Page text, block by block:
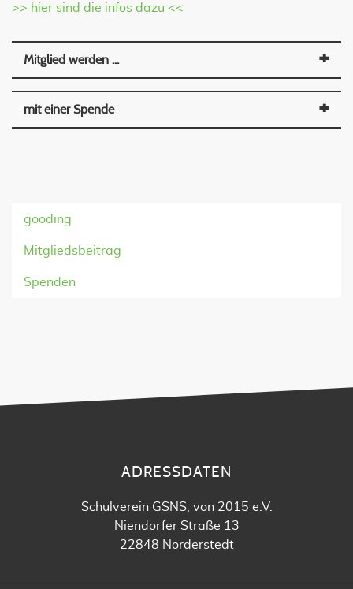
>> hier sind die infos dazu <<
Mitglied werden ...
mit einer Spende
gooding
Mitgliedsbeitrag
Spenden
ADRESSDATEN
Schulverein GSNS, von 2015 e.V.
Niendorfer Straße 13
22848 Norderstedt